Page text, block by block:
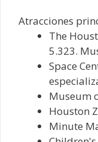
Atracciones
The
5.323.
Space
Museum
Houston
Minute